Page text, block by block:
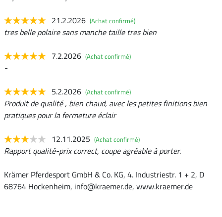
21.2.2026 (Achat confirmé)
tres belle polaire sans manche taille tres bien
7.2.2026 (Achat confirmé)
-
5.2.2026 (Achat confirmé)
Produit de qualité , bien chaud, avec les petites finitions bien
pratiques pour la fermeture éclair
12.11.2025 (Achat confirmé)
Rapport qualité-prix correct, coupe agréable à porter.
Krämer Pferdesport GmbH & Co. KG, 4. Industriestr. 1 + 2, D
68764 Hockenheim, info@kraemer.de, www.kraemer.de